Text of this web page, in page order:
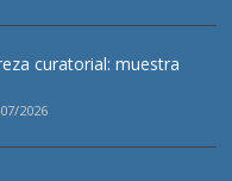
curatorial: muestra
2026